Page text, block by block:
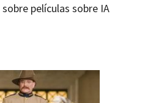
películas sobre IA